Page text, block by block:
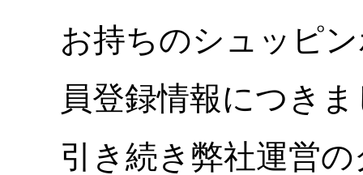
お持ちのシュッピ
員登録情報につき
引き続き弊社運営